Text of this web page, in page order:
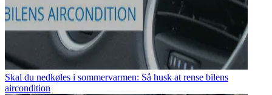
Skal du nedkøles i sommervarmen: Så husk at rense bilens
aircondition